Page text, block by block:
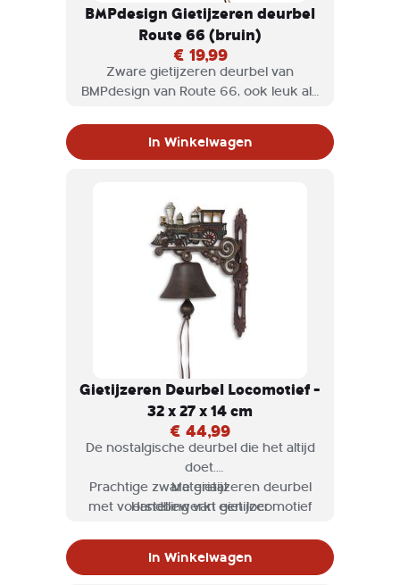
BMPdesign Gietijzeren deurbel
Route 66 (bruin)
€ 19,99
Zware gietijzeren deurbel van
BMPdesign van Route 66, ook leuk als
In Winkelwagen
Gietijzeren Deurbel Locomotief -
32 x 27 x 14 cm
€ 44,99
De nostalgische deurbel die het altijd
doet.
Prachtige zware gietijzeren deurbel
met voorstelling van een locomotief
muur worden bevestigd.
Materiaal:
Handbewerkt gietijzer
In Winkelwagen